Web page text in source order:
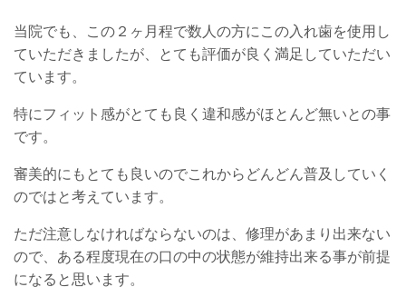
当院でも、この２ヶ月程で数人の方にこの入れ歯を使用し
ていただきましたが、とても評価が良く満足していただい
ています。
特にフィット感がとても良く違和感がほとんど無いとの事
です。
審美的にもとても良いのでこれからどんどん普及していく
のではと考えています。
ただ注意しなければならないのは、修理があまり出来ない
ので、ある程度現在の口の中の状態が維持出来る事が前提
になると思います。